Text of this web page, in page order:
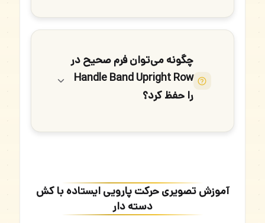
چگونه می‌توان فرم صحیح در
Handle Band Upright Row
را حفظ کرد؟
آموزش تصویری حرکت پارویی ایستاده با کش
دسته دار